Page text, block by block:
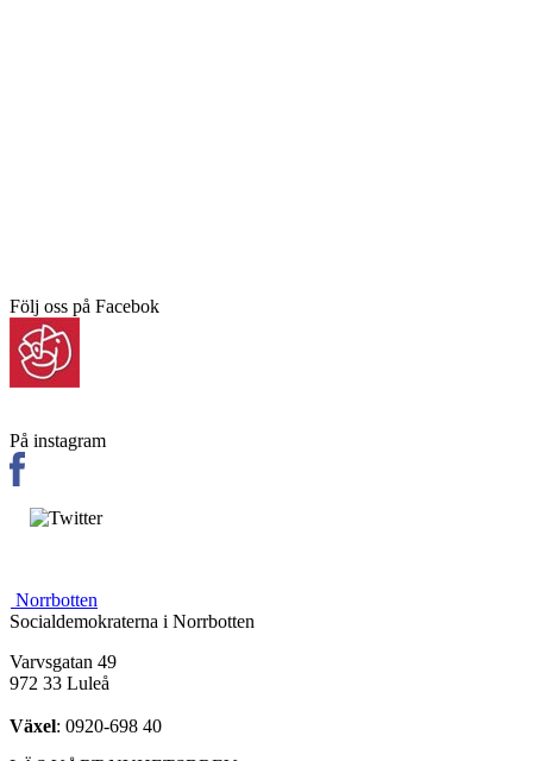
Följ oss på Facebok
På instagram
Norrbotten
Socialdemokraterna i Norrbotten
Varvsgatan 49
972 33 Luleå
Växel: 0920-698 40